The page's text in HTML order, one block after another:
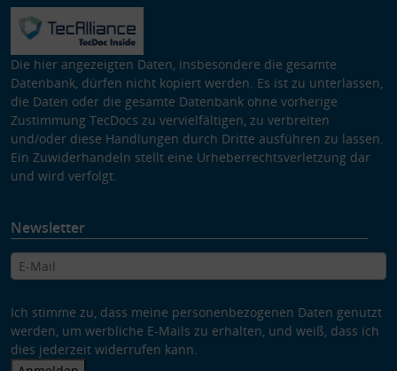
Die hier angezeigten Daten, insbesondere die gesamte
Datenbank, dürfen nicht kopiert werden. Es ist zu unterlassen,
die Daten oder die gesamte Datenbank ohne vorherige
Zustimmung TecDocs zu vervielfältigen, zu verbreiten
und/oder diese Handlungen durch Dritte ausführen zu lassen.
Ein Zuwiderhandeln stellt eine Urheberrechtsverletzung dar
und wird verfolgt.
Newsletter
Ich stimme zu, dass meine personenbezogenen Daten genutzt
werden, um werbliche E-Mails zu erhalten, und weiß, dass ich
dies jederzeit widerrufen kann.